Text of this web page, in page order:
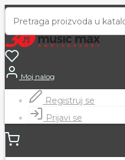
Moj nalog
Registruj se
Prijavi se